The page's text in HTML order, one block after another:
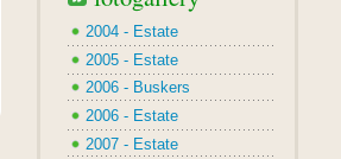
2004 - Estate
2005 - Estate
2006 - Buskers
2006 - Estate
2007 - Estate